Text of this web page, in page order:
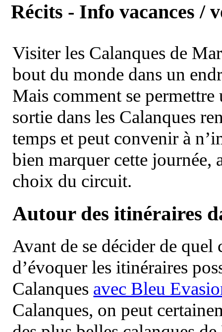
Récits - Info vacances /
Visiter les Calanques de
bout du monde dans un
Mais comment se permettre
sortie dans les Calanques
temps et peut convenir à
bien marquer cette journée,
choix du circuit.
Autour des itinéraires
Avant de se décider de
d’évoquer les itinéraires
Calanques avec Bleu
Calanques, on peut